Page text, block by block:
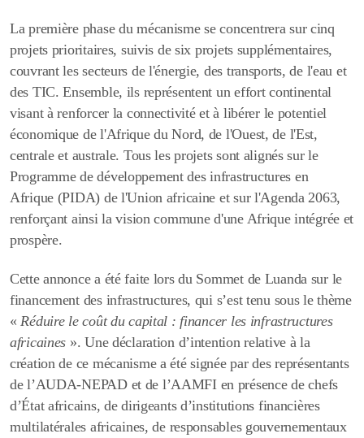
La première phase du mécanisme se concentrera sur cinq
projets prioritaires, suivis de six projets supplémentaires,
couvrant les secteurs de l'énergie, des transports, de l'eau et
des TIC. Ensemble, ils représentent un effort continental
visant à renforcer la connectivité et à libérer le potentiel
économique de l'Afrique du Nord, de l'Ouest, de l'Est,
centrale et australe. Tous les projets sont alignés sur le
Programme de développement des infrastructures en
Afrique (PIDA) de l'Union africaine et sur l'Agenda 2063,
renforçant ainsi la vision commune d'une Afrique intégrée et
prospère.
Cette annonce a été faite lors du Sommet de Luanda sur le
financement des infrastructures, qui s’est tenu sous le thème
« Réduire le coût du capital : financer les infrastructures
africaines ». Une déclaration d’intention relative à la
création de ce mécanisme a été signée par des représentants
de l’AUDA-NEPAD et de l’AAMFI en présence de chefs
d’État africains, de dirigeants d’institutions financières
multilatérales africaines, de responsables gouvernementaux